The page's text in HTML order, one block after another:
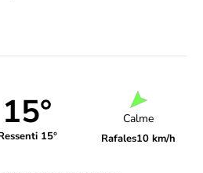
15°
15°
Calme
Rafales10 km/h